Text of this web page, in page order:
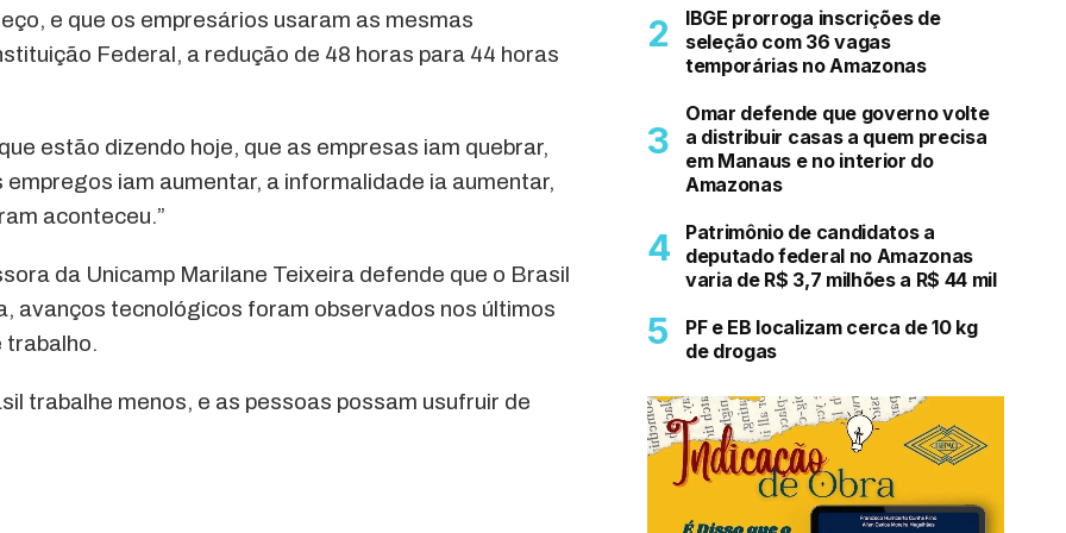
e que os empresários usaram as mesmas
Federal, a redução de 48 horas para 44 horas
estão dizendo hoje, que as empresas iam quebrar,
iam aumentar, a informalidade ia aumentar,
aconteceu.”
da Unicamp Marilane Teixeira defende que o Brasil
avanços tecnológicos foram observados nos últimos
trabalho.
trabalhe menos, e as pessoas possam usufruir de
IBGE prorroga inscrições de
seleção com 36 vagas
temporárias no Amazonas
Omar defende que governo volte
a distribuir casas a quem precisa
em Manaus e no interior do
Amazonas
Patrimônio de candidatos a
deputado federal no Amazonas
varia de R$ 3,7 milhões a R$ 44 mil
PF e EB localizam cerca de 10 kg
de drogas